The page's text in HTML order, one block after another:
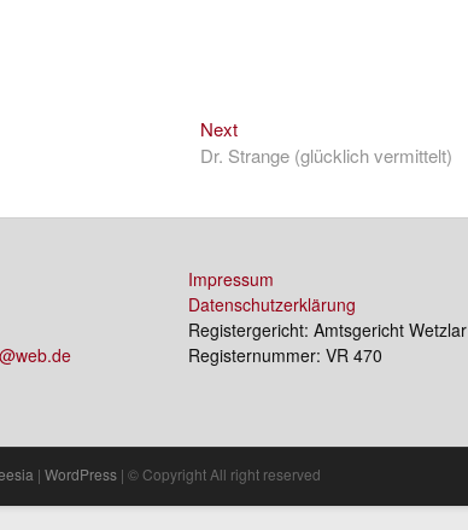
NextNext
post:
Dr. Strange (glücklich vermittelt)
Impressum
Datenschutzerklärung
Registergericht: Amtsgericht Wetzlar
Registernummer: VR 470
| WordPress | © Copyright All right reserved